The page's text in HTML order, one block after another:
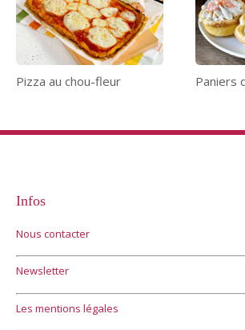
Pizza au chou-fleur
Infos
Nous contacter
Newsletter
Les mentions légales